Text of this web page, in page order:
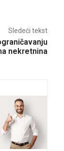
Sledeći tekst
nekretnina